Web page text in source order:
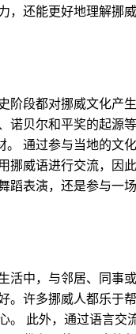
，还能更好地理解挪
阶段都对挪威文化产
诺贝尔和平奖的起源
通过参与当地的文
挪威语进行交流，因
蹈表演，还是参与一
中，与邻居、同事
。许多挪威人都乐于
。 此外，通过语言交